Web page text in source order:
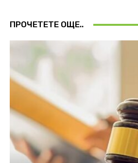
ПРОЧЕТЕТЕ ОЩЕ..